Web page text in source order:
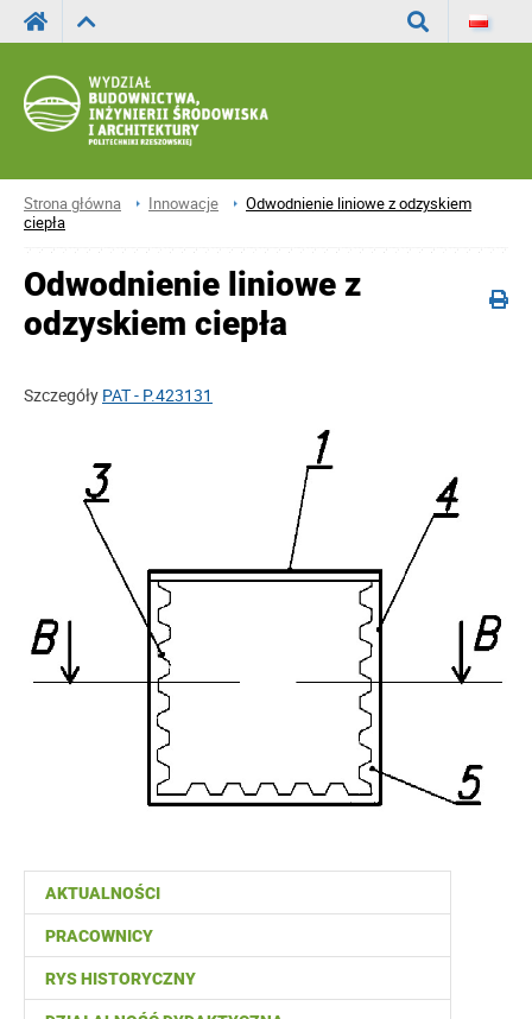
Strona główna Innowacje
Odwodnienie liniowe z odzyskiem
ciepła
AKTUALNOŚCI
PRACOWNICY
RYS HISTORYCZNY
Odwodnienie liniowe z
odzyskiem ciepła
Szczegóły PAT - P.423131